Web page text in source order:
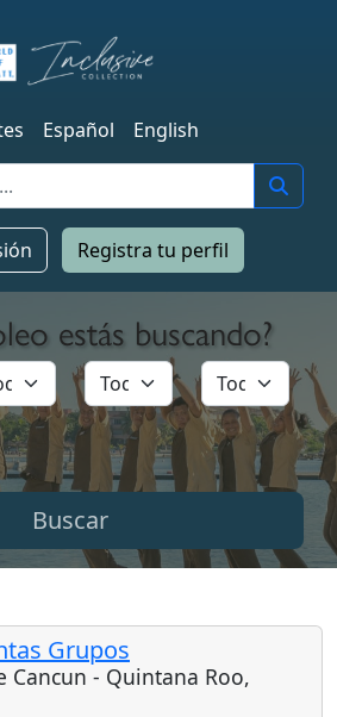
Español English
Registra tu perfil
estás buscando?
Grupos
Cancun - Quintana Roo,